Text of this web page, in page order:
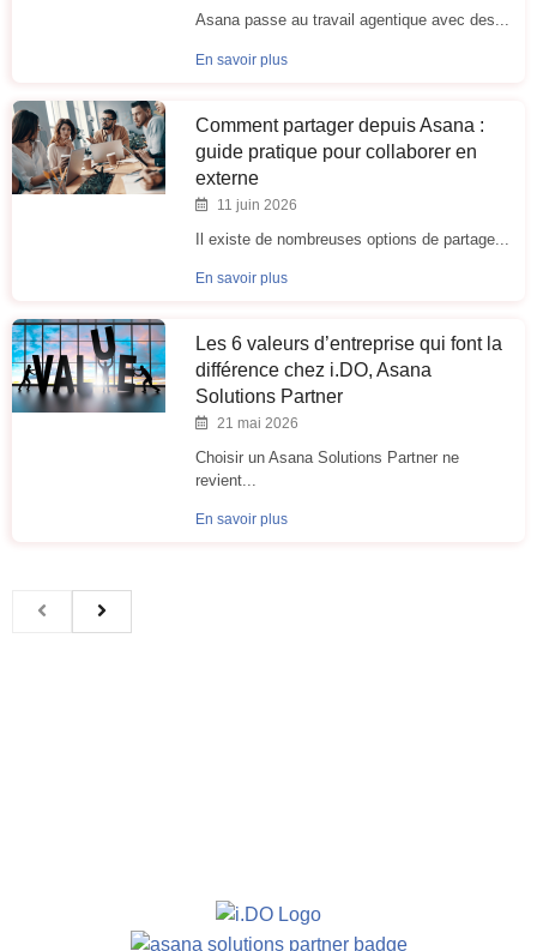
Asana passe au travail agentique avec des...
En savoir plus
Comment partager depuis Asana :
guide pratique pour collaborer en
externe
11 juin 2026
Il existe de nombreuses options de partage...
En savoir plus
Les 6 valeurs d’entreprise qui font la
différence chez i.DO, Asana
Solutions Partner
21 mai 2026
Choisir un Asana Solutions Partner ne
revient...
En savoir plus